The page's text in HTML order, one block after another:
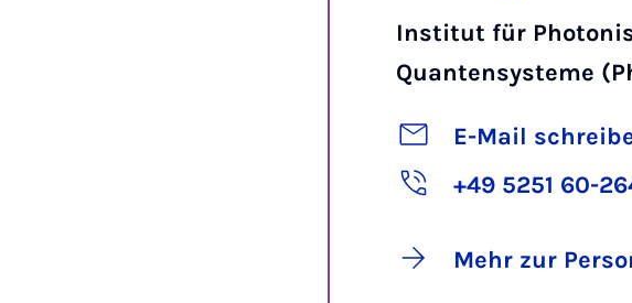
Institut für
Quantensysteme
E-Mail
+49 5251 60-
Mehr zur